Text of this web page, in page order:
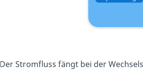
Der Stromfluss fängt bei der